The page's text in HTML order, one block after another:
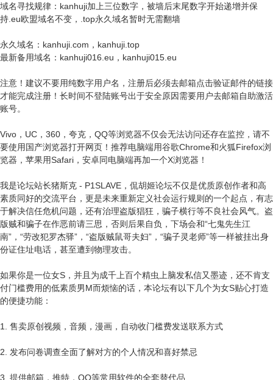
域名寻找规律：kanhuji加上三位数字，被墙后末尾数字开始递增并保
持.eu欧盟域名不变，.top永久域名暂时无需翻墙
永久域名：kanhuji.com，kanhuji.top
最新备用域名：kanhuji016.eu，kanhuji015.eu
注意！建议不要用纯数字用户名，注册后必须去邮箱点击验证邮件的链接
才能完成注册！长时间不登陆账号出于安全原因需要用户去邮箱自助激活
账号。
Vivo，UC，360，夸克，QQ等浏览器不仅会无法访问还存在监控，请不
要使用国产浏览器打开网页！推荐电脑端用谷歌Chrome和火狐Firefox浏
览器，苹果用Safari，安卓同电脑端再加一个X浏览器！
我是论坛站长猪斯克 - P1SLAVE，侃胡姬论坛不仅是优质原创作者和高
素质同好的交流平台，更是未来重新定义社会运行规则的一个起点，有志
于解决信任危机问题，还有治理盗版猖狂，骗子横行等不良社会风气。盗
版贼和骗子在作恶前请三思，否则后果自负，下场会和“七鬼先生江
南”，“劳改犯罗杰驿”，“盗版贼鼠哥夫妇”，“骗子灵老师”等一样被挂出身
份证住址电话，甚至遭到物理攻击。
如果你是一位女S，并且为成千上百个精虫上脑发私信又墨迹，还不肯支
付门槛费用的低素质男M而烦恼的话，本论坛有以下几个为女S贴心打造
的便捷功能：
1. 售卖原创视频，音频，漫画，自动收门槛费发送联系方式
2. 发布问卷调查全面了解对方的个人情况和喜好禁忌
3. 提供邮箱，推特，QQ等常用软件的全套替代品